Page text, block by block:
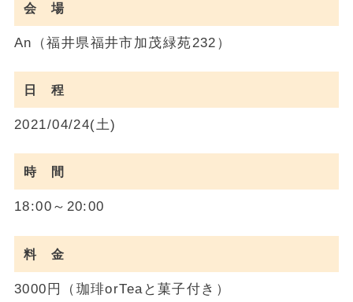
会 場
An（福井県福井市加茂緑苑232）
日 程
2021/04/24(土)
時 間
18:00～20:00
料 金
3000円（珈琲orTeaと菓子付き）